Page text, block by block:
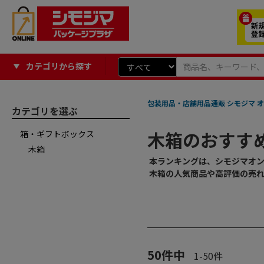
カテゴリから探す
カテゴリを選ぶ
箱・ギフトボックス
木箱
包装用品・店舗用品通販 シモジマ
木箱のおすす
本ランキングは、シモジマオ
木箱の人気商品や高評価の売
50件中 1-50件